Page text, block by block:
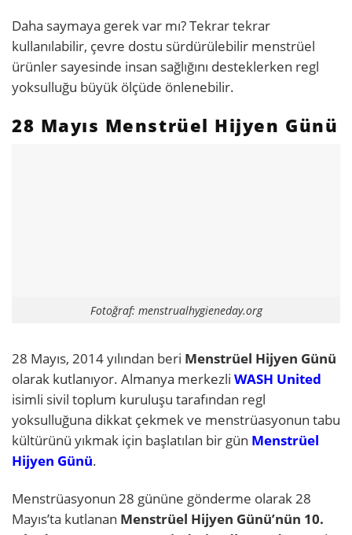
Daha saymaya gerek var mı? Tekrar tekrar
kullanılabilir, çevre dostu sürdürülebilir menstrüel
ürünler sayesinde insan sağlığını desteklerken regl
yoksulluğu büyük ölçüde önlenebilir.
28 Mayıs Menstrüel Hijyen Günü
Fotoğraf: menstrualhygieneday.org
28 Mayıs, 2014 yılından beri Menstrüel Hijyen Günü
olarak kutlanıyor. Almanya merkezli WASH United
isimli sivil toplum kuruluşu tarafından regl
yoksulluğuna dikkat çekmek ve menstrüasyonun tabu
kültürünü yıkmak için başlatılan bir gün Menstrüel
Hijyen Günü.
Menstrüasyonun 28 gününe gönderme olarak 28
Mayıs’ta kutlanan Menstrüel Hijyen Günü’nün 10.